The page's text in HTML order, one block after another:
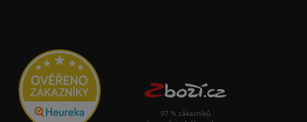
97 % zákazníků